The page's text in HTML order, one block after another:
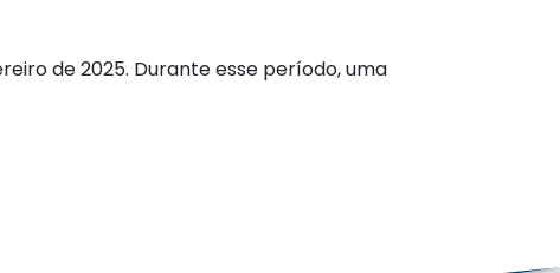
de 2025. Durante esse período, uma